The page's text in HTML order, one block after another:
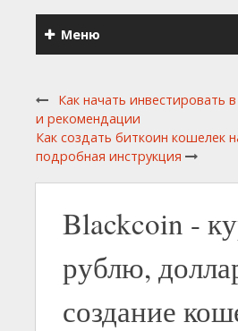
Меню
Как начать инвестировать
и рекомендации
Как создать биткоин кошелек
подробная инструкция
Blackcoin -
рублю,
создание